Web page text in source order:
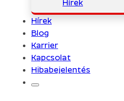
Hírek
Hírek
Blog
Karrier
Kapcsolat
Hibabejelentés